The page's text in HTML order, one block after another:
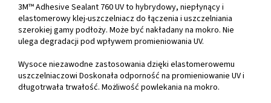
3M™ Adhesive Sealant 760 UV to hybrydowy, niepłynący i
elastomerowy klej-uszczelniacz do łączenia i uszczelniania
szerokiej gamy podłoży. Może być nakładany na mokro. Nie
ulega degradacji pod wpływem promieniowania UV.
Wysoce niezawodne zastosowania dzięki elastomerowemu
uszczelniaczowi Doskonała odporność na promieniowanie UV i
długotrwała trwałość. Możliwość powlekania na mokro.